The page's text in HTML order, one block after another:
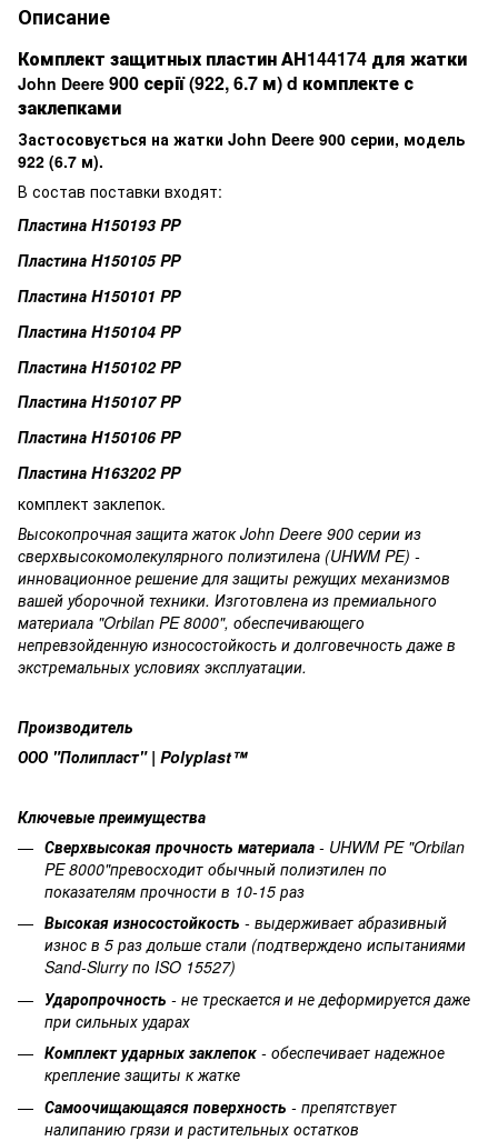
Описание
Комплект защитных пластин АН144174 для жатки
John Deere 900 серії (922, 6.7 м) d комплекте с
заклепками
Застосовується на жатки John Deere 900 серии, модель
922 (6.7 м).
В состав поставки входят:
Пластина H150193 PP
Пластина H150105 PP
Пластина H150101 PP
Пластина H150104 PP
Пластина H150102 PP
Пластина H150107 PP
Пластина H150106 PP
Пластина H163202 PP
комплект заклепок.
Высокопрочная защита жаток John Deere 900 серии из
сверхвысокомолекулярного полиэтилена (UHWM PE) -
инновационное решение для защиты режущих механизмов
вашей уборочной техники. Изготовлена из премиального
материала "Orbilan PE 8000", обеспечивающего
непревзойденную износостойкость и долговечность даже в
экстремальных условиях эксплуатации.
Производитель
ООО "Полипласт" | Polyplast™
Ключевые преимущества
Сверхвысокая прочность материала - UHWM PE "Orbilan
PE 8000"превосходит обычный полиэтилен по
показателям прочности в 10-15 раз
Высокая износостойкость - выдерживает абразивный
износ в 5 раз дольше стали (подтверждено испытаниями
Sand-Slurry по ISO 15527)
Ударопрочность - не трескается и не деформируется даже
при сильных ударах
Комплект ударных заклепок - обеспечивает надежное
крепление защиты к жатке
Самоочищающаяся поверхность - препятствует
налипанию грязи и растительных остатков